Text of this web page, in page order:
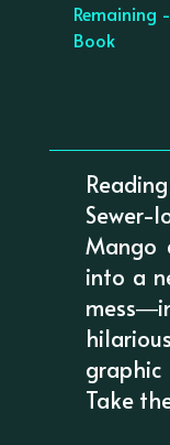
Remaining
Book
Mango
into a
Take